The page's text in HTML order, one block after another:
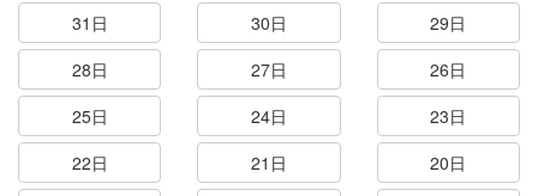
31日 30日
29日
28日
27日
26日
25日
24日
23日
22日
21日
20日